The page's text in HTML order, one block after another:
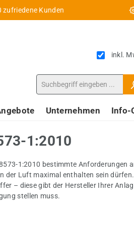
zufriedene Kunden
inkl.
Unternehmen Info-
1:2010
1:2010 bestimmte Anforderungen
der Luft maximal enthalten sein
– diese gibt der Hersteller Ihrer
stellen muss.